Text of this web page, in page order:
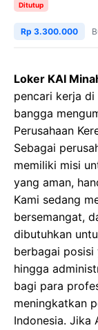
Ditutup
Rp 3.300.000
Loker KAI
pencari kerja di
bangga
Perusahaan
Sebagai
memiliki misi
yang aman,
Kami sedang
bersemangat,
dibutuhkan
berbagai posisi
hingga
bagi para
meningkatkan
Indonesia. Jika